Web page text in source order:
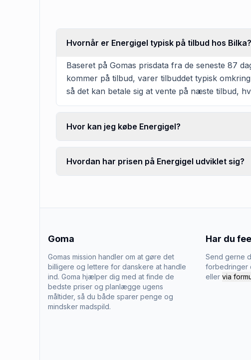
Hvornår er Energigel typisk på tilbud hos Bilka?
Baseret på Gomas prisdata fra de seneste 87
kommer på tilbud, varer tilbuddet typisk
så det kan betale sig at vente på næste tilbud,
Hvor kan jeg købe Energigel?
Hvordan har prisen på Energigel udviklet sig?
Goma
Gomas mission handler om at gøre det
billigere og lettere for danskere at handle
ind. Goma hjælper dig med at finde de
bedste priser og planlægge ugens
måltider, så du både sparer penge og
mindsker madspild.
Har du
Send gerne
forbedringer
eller via